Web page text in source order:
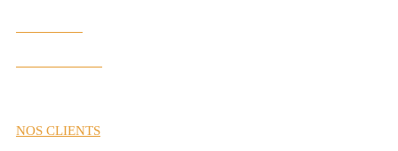
NOS CLIENTS